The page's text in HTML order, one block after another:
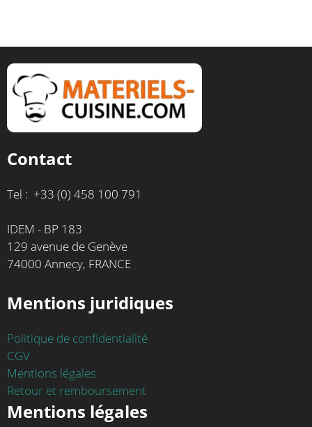
Contact
Tel : +33 (0) 458 100 791
IDEM - BP 183
129 avenue de Genève
74000 Annecy, FRANCE
Mentions juridiques
Politique de confidentialité
CGV
Mentions légales
Retour et remboursement
Mentions légales